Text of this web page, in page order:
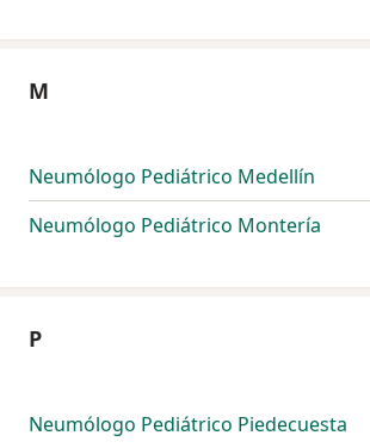
M
Neumólogo Pediátrico Medellín
Neumólogo Pediátrico Montería
P
Neumólogo Pediátrico Piedecuesta